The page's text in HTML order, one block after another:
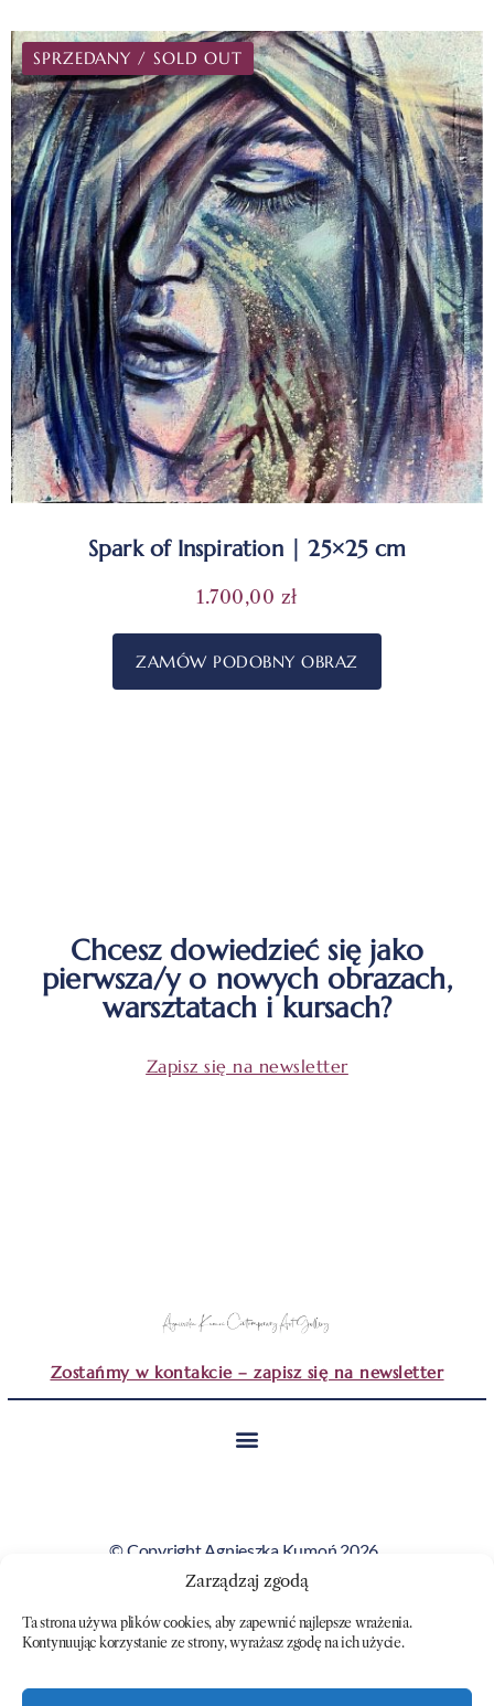
Zarządzaj zgodą
Ta strona używa plików cookies, aby zapewnić najlepsze wrażenia.
Kontynuując korzystanie ze strony, wyrażasz zgodę na ich użycie.
Spark of Inspiration | 25×25 cm
1.700,00 zł
ZAMÓW PODOBNY OBRAZ
Chcesz dowiedzieć się jako
pierwsza/y o nowych obrazach,
warsztatach i kursach?
Zapisz się na newsletter
Zostańmy w kontakcie – zapisz się na newsletter
© Copyright Agnieszka Kumoń 2026.
Wszystkie obrazy i teksty prezentowane na tej stronie
wykorzystywane bez jej zgody.